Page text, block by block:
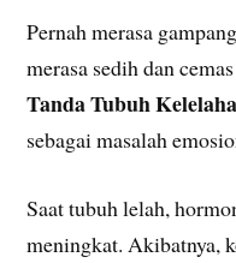
Pernah merasa
merasa sedih dan
Tanda Tubuh
sebagai masalah
Saat tubuh lelah,
meningkat. Akibatnya,